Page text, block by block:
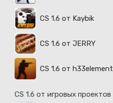
CS 1.6 от Kaybik
CS 1.6 от JERRY
CS 1.6 от h33element
CS 1.6 от игровых проектов